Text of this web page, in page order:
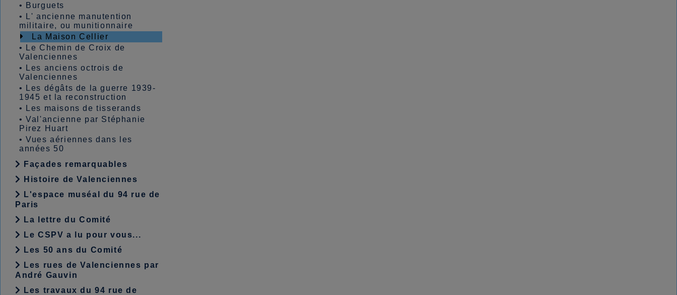
•
Burguets
•
L' ancienne manutention
militaire, ou munitionnaire
La Maison Cellier
•
Le Chemin de Croix de
Valenciennes
•
Les anciens octrois de
Valenciennes
•
Les dégâts de la guerre 1939-
1945 et la reconstruction
•
Les maisons de tisserands
•Val'ancienne par Stéphanie
Pirez Huart
•Vues aériennes dans les
années 50
Façades remarquables
Histoire de Valenciennes
L'espace muséal du 94 rue de
Paris
La lettre du Comité
Le CSPV a lu pour vous...
Les 50 ans du Comité
Les rues de Valenciennes par
André Gauvin
Les travaux du 94 rue de